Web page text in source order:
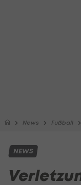
News Fußball
NEWS